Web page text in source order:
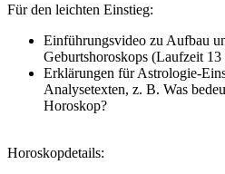
Für den leichten Einstieg:
Einführungsvideo zu Aufbau
Geburtshoroskops (Laufzeit
Erklärungen für Astrologie-
Analysetexten, z. B. Was
Horoskop?
Horoskopdetails: